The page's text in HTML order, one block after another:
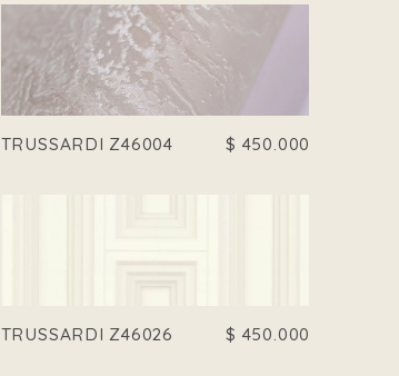
TRUSSARDI Z46004 $ 450.000
TRUSSARDI Z46026 $ 450.000